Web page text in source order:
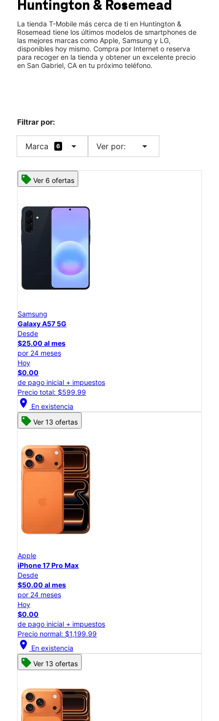
Mié.:10:00 a.m. a 8:00 p.m.
8986 Huntington Drive San Gabriel, CA 91775
Huntington & Rosemead
La tienda T-Mobile más cerca de ti en Huntington &
Rosemead tiene los últimos modelos de smartphones de
las mejores marcas como Apple, Samsung y LG,
disponibles hoy mismo. Compra por Internet o reserva
para recoger en la tienda y obtener un excelente precio
en San Gabriel, CA en tu próximo teléfono.
Filtrar por:
Marca 6 arrow_drop_down Ver por: arrow_drop_down
Ver 6 ofertas
Samsung
Galaxy A57 5G
Desde
$25.00 al mes
por 24 meses
Hoy
$0.00
de pago inicial + impuestos
Precio total: $599.99
location_on En existencia
Ver 13 ofertas
Apple
iPhone 17 Pro Max
Desde
$50.00 al mes
por 24 meses
Hoy
$0.00
de pago inicial + impuestos
Precio normal: $1,199.99
location_on En existencia
Ver 13 ofertas